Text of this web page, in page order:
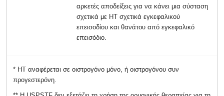
αρκετές αποδείξεις για να κάνει μια σύσταση
σχετικά με HT σχετικά εγκεφαλικού
επεισοδίου και θανάτου από εγκεφαλικό
επεισόδιο.
* ΗΤ αναφέρεται σε οιστρογόνο μόνο, ή οιστρογόνου συν
προγεστερόνη.